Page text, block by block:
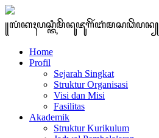
꧋ꦭꦁꦏꦃꦥꦱ꧀ꦠꦶꦩꦼꦤꦸꦗꦸꦒꦼꦂꦧꦁꦩꦱꦣꦼꦥꦤ꧀
Home
Profil
Sejarah Singkat
Struktur Organisasi
Visi dan Misi
Fasilitas
Akademik
Struktur Kurikulum